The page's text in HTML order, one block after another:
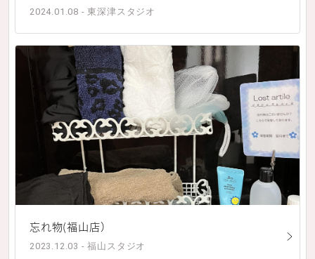
2024.01.08 - 東深津スタジオ
忘れ物(福山店）
2023.12.03 - 福山スタジオ